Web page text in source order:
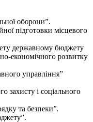
оборони”.
підготовки місцевого
державному бюджету
економічного розвитку
управління”
захисту і соціального
та безпеки”.